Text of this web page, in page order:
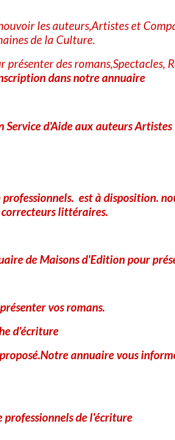
Chris Colfer -
aventure magique qui revisite les
comme on l'imagine :
d'or est une criminelle recherchée,
d'une souris reporter. Ah, Venise ! Ses
justement l'amour qui m'y a conduit.
contre le Minotaure"
version moderne du mythe grec avec
labyrinthe, dont nul ne s'échappait ?
les auteurs,Artistes et
de la Culture.
des romans,Spectacles,
dans notre annuaire
Service d'Aide aux auteurs Artistes
est à disposition.
littéraires.
de Maisons d'Edition pour
vos romans.
d'écriture
annuaire vous
professionnels de l'écriture